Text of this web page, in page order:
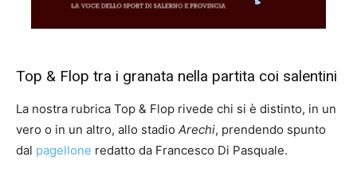
Top & Flop tra i granata nella partita coi salentini
La nostra rubrica Top & Flop rivede chi si è distinto, in un
vero o in un altro, allo stadio Arechi, prendendo spunto
dal pagellone redatto da Francesco Di Pasquale.